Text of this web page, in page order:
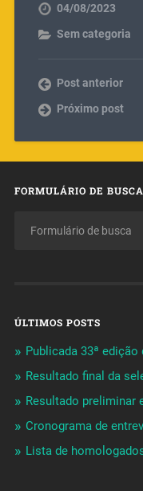
04/08/2023
Sem categoria
Post anterior
Próximo post
FORMULÁRIO DE BUSCA
ÚLTIMOS POSTS
Publicada 33ª
Resultado final da
Resultado preliminar
Cronograma de
Lista de